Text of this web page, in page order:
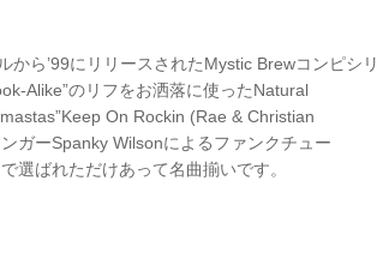
ら’99にリリースされたMystic Brewコンピシリ
Alike”のリフをお洒落に使ったNatural
On Rockin (Rae & Christian
ガーSpanky Wilsonによるファンクチュー
選ばれただけあって名曲揃いです。